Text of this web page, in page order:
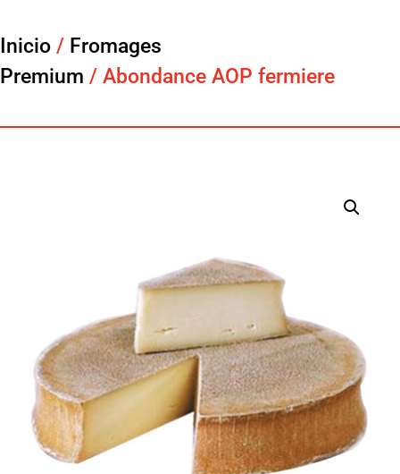
Inicio / Fromages
Premium / Abondance AOP fermiere